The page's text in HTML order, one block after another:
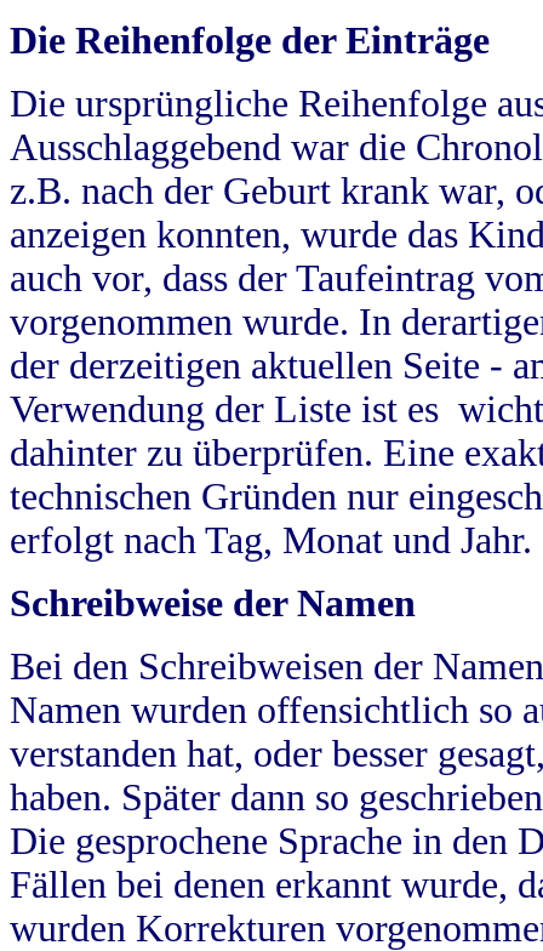
Die Reihenfolge der Einträge
Die ursprüngliche Reihenfolge
Ausschlaggebend war die
z.B. nach der Geburt krank war,
anzeigen konnten, wurde das
auch vor, dass der Taufeintrag
vorgenommen wurde. In
der derzeitigen aktuellen Seite -
Verwendung der Liste ist es
dahinter zu überprüfen. Eine
technischen Gründen nur
erfolgt nach Tag, Monat und Jahr.
Schreibweise der Namen
Bei den Schreibweisen der
Namen wurden offensichtlich so
verstanden hat, oder besser
haben. Später dann so
Die gesprochene Sprache in
Fällen bei denen erkannt wurde,
wurden Korrekturen